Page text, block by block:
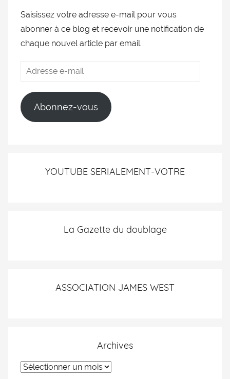
Saisissez votre adresse e-mail pour vous
abonner à ce blog et recevoir une notification de
chaque nouvel article par email.
Abonnez-vous
YOUTUBE SERIALEMENT-VOTRE
La Gazette du doublage
ASSOCIATION JAMES WEST
Archives